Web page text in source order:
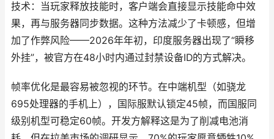
技术：当玩家释放技能时，客户端会直接显示技能命中效
果，再与服务器同步数据。这种方法减少了卡顿感，但增
加了作弊风险——2026年年初，印度服务器出现了“瞬移
外挂”，被官方在48小时内通过封禁设备ID的方式解决。
帧率优化是最容易被忽视的环节。在中端机型（如骁龙
695处理器的手机上），国际服默认锁定45帧，而国服同
级别机型可稳定60帧。开发方解释这是为了削减电池消